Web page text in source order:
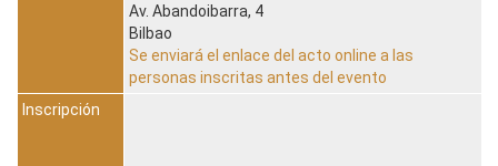
Av. Abandoibarra, 4
Bilbao
Se enviará el enlace del acto online a las
personas inscritas antes del evento
Inscripción